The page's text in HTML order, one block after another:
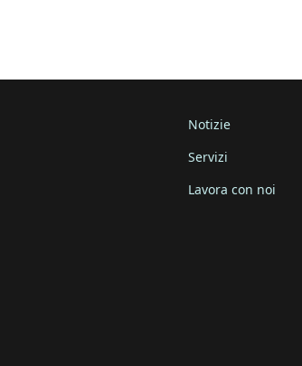
Notizie
Servizi
Lavora con noi